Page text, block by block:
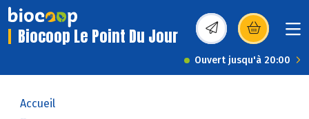
Biocoop Le Point Du Jour (s’ouvre dans une
Ouvert jusqu'à 20:00
Accueil